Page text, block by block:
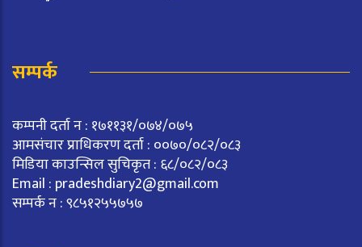
सम्पर्क
कम्पनी दर्ता न : १७११३१/०७४/०७५
आमसंचार प्राधिकरण दर्ता : ००७०/०८२/०८३
मिडिया काउन्सिल सुचिकृत : ६८/०८२/०८३
Email : pradeshdiary2@gmail.com
सम्पर्क न : ९८५१२५५७५७